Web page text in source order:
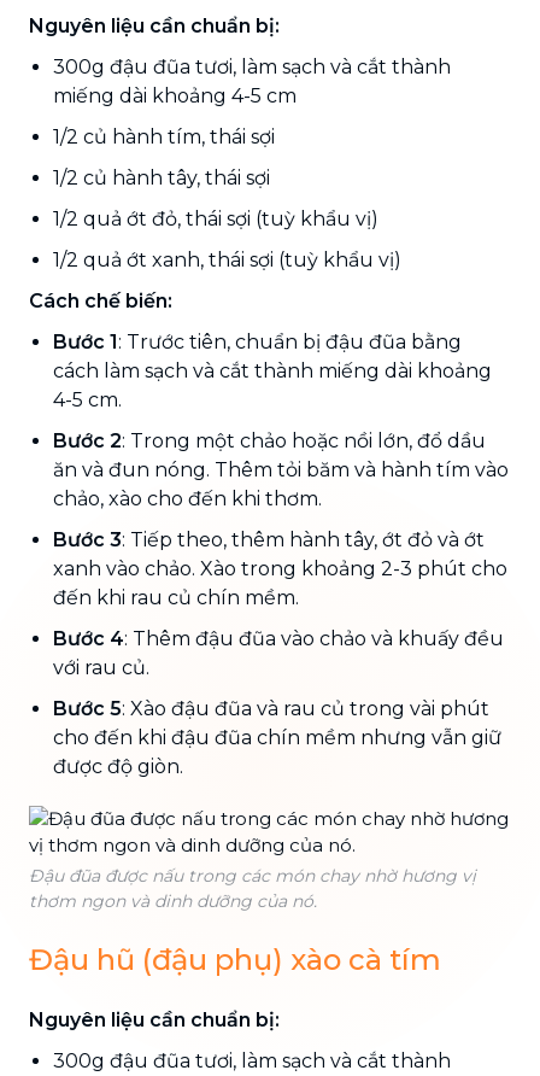
Nguyên liệu cần chuẩn bị:
300g đậu đũa tươi, làm sạch và cắt thành
miếng dài khoảng 4-5 cm
1/2 củ hành tím, thái sợi
1/2 củ hành tây, thái sợi
1/2 quả ớt đỏ, thái sợi (tuỳ khẩu vị)
1/2 quả ớt xanh, thái sợi (tuỳ khẩu vị)
Cách chế biến:
Bước 1: Trước tiên, chuẩn bị đậu đũa bằng
cách làm sạch và cắt thành miếng dài khoảng
4-5 cm.
Bước 2: Trong một chảo hoặc nồi lớn, đổ dầu
ăn và đun nóng. Thêm tỏi băm và hành tím vào
chảo, xào cho đến khi thơm.
Bước 3: Tiếp theo, thêm hành tây, ớt đỏ và ớt
xanh vào chảo. Xào trong khoảng 2-3 phút cho
đến khi rau củ chín mềm.
Bước 4: Thêm đậu đũa vào chảo và khuấy đều
với rau củ.
Bước 5: Xào đậu đũa và rau củ trong vài phút
cho đến khi đậu đũa chín mềm nhưng vẫn giữ
được độ giòn.
Đậu đũa được nấu trong các món chay nhờ hương vị
thơm ngon và dinh dưỡng của nó.
Đậu hũ (đậu phụ) xào cà tím
Nguyên liệu cần chuẩn bị:
300g đậu đũa tươi, làm sạch và cắt thành